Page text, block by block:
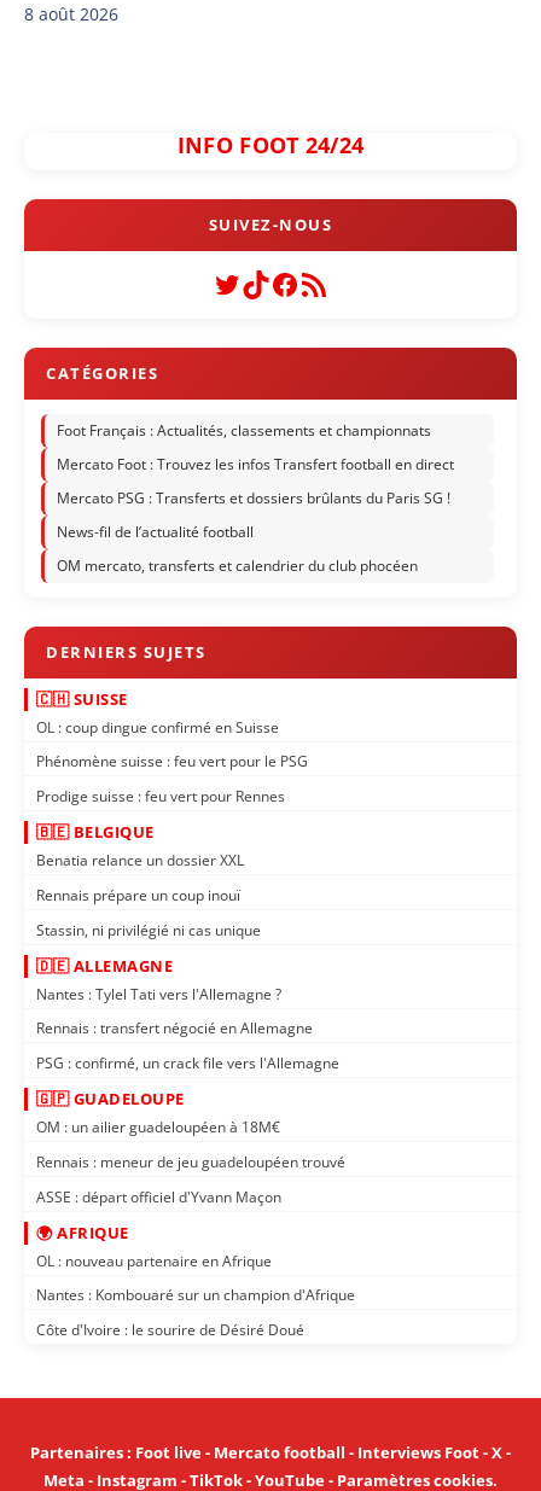
8 août 2026
INFO FOOT 24/24
Twitter
TikTok
Facebook
Flux RSS
Foot Français : Actualités, classements et championnats
Mercato Foot : Trouvez les infos Transfert football en direct
Mercato PSG : Transferts et dossiers brûlants du Paris SG !
News-fil de l’actualité football
OM mercato, transferts et calendrier du club phocéen
🇨🇭 SUISSE
OL : coup dingue confirmé en Suisse
Phénomène suisse : feu vert pour le PSG
Prodige suisse : feu vert pour Rennes
🇧🇪 BELGIQUE
Benatia relance un dossier XXL
Rennais prépare un coup inouï
Stassin, ni privilégié ni cas unique
🇩🇪 ALLEMAGNE
Nantes : Tylel Tati vers l'Allemagne ?
Rennais : transfert négocié en Allemagne
PSG : confirmé, un crack file vers l'Allemagne
🇬🇵 GUADELOUPE
OM : un ailier guadeloupéen à 18M€
Rennais : meneur de jeu guadeloupéen trouvé
ASSE : départ officiel d'Yvann Maçon
🌍 AFRIQUE
OL : nouveau partenaire en Afrique
Nantes : Kombouaré sur un champion d'Afrique
Côte d'Ivoire : le sourire de Désiré Doué
Partenaires: Foot live- Mercato football - Interviews Foot-X-
Meta - Instagram -TikTok-YouTube- Paramètres cookies.